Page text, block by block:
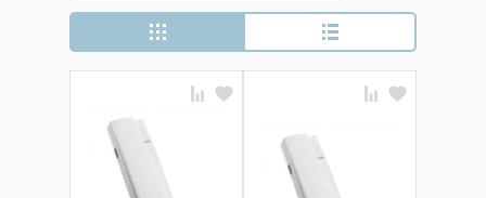
Сначала популярные
Сначала дешевые
Сначала дорогие
Сначала новинки
по названию (а-я)